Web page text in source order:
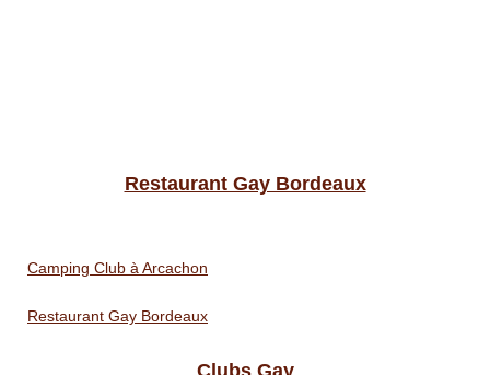
Restaurant Gay Bordeaux
Camping Club à Arcachon
Restaurant Gay Bordeaux